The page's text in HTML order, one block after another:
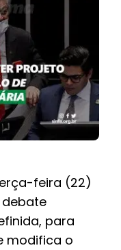
feira (22)
para
modifica o